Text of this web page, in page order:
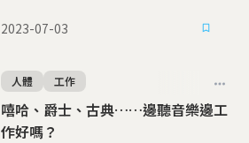
2023-07-03
嘻哈、爵士、古典……邊聽音樂邊工
作好嗎？
人體 工作